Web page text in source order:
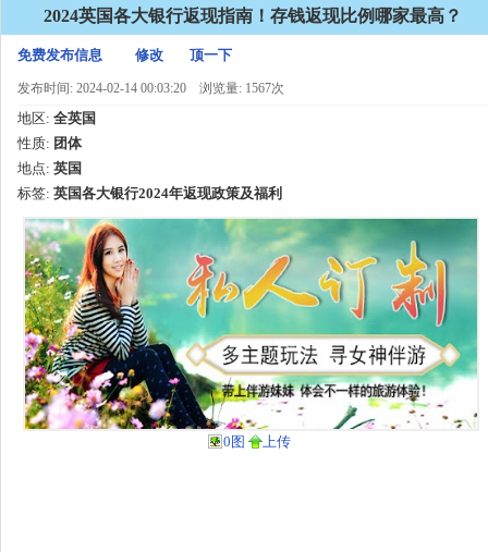
2024英国各大银行返现指南！存钱返现比例哪家最高？
免费发布信息 修改 顶一下
发布时间: 2024-02-14 00:03:20 浏览量: 1567次
地区: 全英国
性质: 团体
地点: 英国
标签: 英国各大银行2024年返现政策及福利
0图 上传